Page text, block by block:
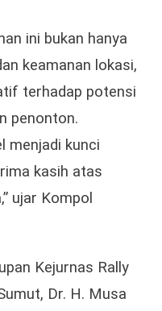
ini bukan hanya
keamanan lokasi,
terhadap potensi
penonton.
menjadi kunci
kasih atas
ujar Kompol
Kejurnas Rally
Dr. H. Musa